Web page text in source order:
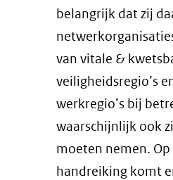
belangrijk dat zij
van vitale &
veiligheidsregio’s
werkregio’s bij
waarschijnlijk ook
moeten nemen. Op
handreiking komt